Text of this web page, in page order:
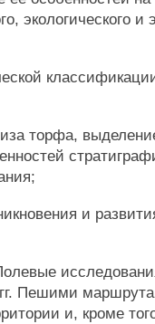
экологического и
торфа,
и
гг. Пешими
и, кроме